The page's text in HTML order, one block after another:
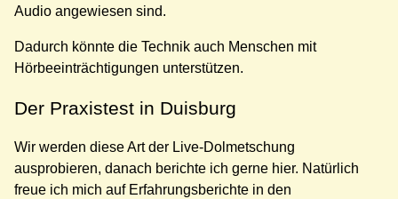
Audio angewiesen sind.
Dadurch könnte die Technik auch Menschen mit
Hörbeeinträchtigungen unterstützen.
Der Praxistest in Duisburg
Wir werden diese Art der Live-Dolmetschung
ausprobieren, danach berichte ich gerne hier. Natürlich
freue ich mich auf Erfahrungsberichte in den